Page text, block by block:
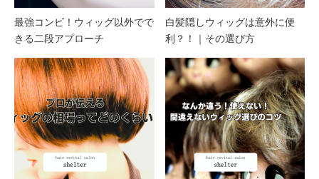
最強コンビ！ウィッグ以外でで
きる二段アプローチ
白髪隠しウィッグは意外に便
利？！｜その選び方